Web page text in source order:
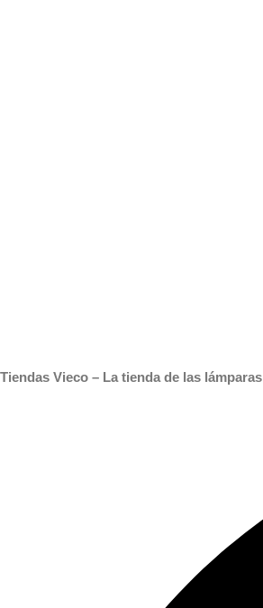
Tiendas Vieco – La tienda de las lámparas